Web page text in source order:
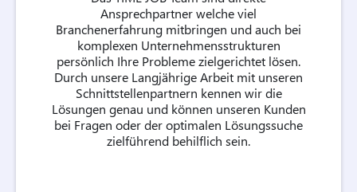
Ansprechpartner welche viel
Branchenerfahrung mitbringen und auch bei
komplexen Unternehmensstrukturen
persönlich Ihre Probleme zielgerichtet lösen.
Durch unsere Langjährige Arbeit mit unseren
Schnittstellenpartnern kennen wir die
Lösungen genau und können unseren Kunden
bei Fragen oder der optimalen Lösungssuche
zielführend behilflich sein.